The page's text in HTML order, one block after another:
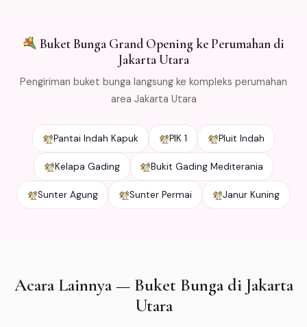
Buket Bunga Grand Opening ke Perumahan di
Jakarta Utara
Pengiriman buket bunga langsung ke kompleks perumahan
area Jakarta Utara
Pantai Indah Kapuk PIK 1 Pluit Indah
Kelapa Gading Bukit Gading Mediterania
Sunter Agung Sunter Permai Janur Kuning
Acara Lainnya — Buket Bunga di Jakarta
Utara